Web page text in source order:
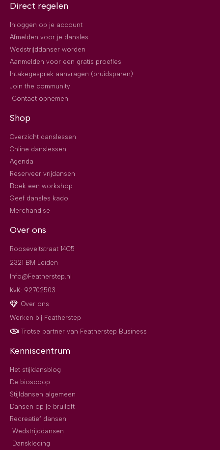
Direct regelen
Inloggen op je account
Afmelden voor je dansles
Wedstrijddanser worden
Aanmelden voor een gratis proefles
Intakegesprek aanvragen (bruidsparen)
Join the community
Contact opnemen
Shop
Overzicht danslessen
Online danslessen
Agenda
Reserveer vrijdansen
Boek een workshop
Geef dansles kado
Merchandise
Over ons
Rooseveltstraat 14C5
2321 BM Leiden
Info@Featherstep.nl
KvK: 92702503
Over ons
Werken bij Featherstep
Trotse partner van Featherstep Business
Kenniscentrum
Het stijldansblog
De bioscoop
Stijldansen algemeen
Dansen op je bruiloft
Recreatief dansen
Wedstrijddansen
Danskleding